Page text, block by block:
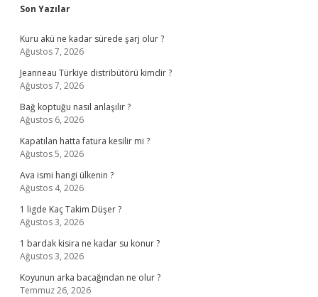
Sidebar
Son Yazılar
Kuru akü ne kadar sürede şarj olur ?
Ağustos 7, 2026
Jeanneau Türkiye distribütörü kimdir ?
Ağustos 7, 2026
Bağ koptuğu nasıl anlaşılır ?
Ağustos 6, 2026
Kapatılan hatta fatura kesilir mi ?
Ağustos 5, 2026
Ava ismi hangi ülkenin ?
Ağustos 4, 2026
1 ligde Kaç Takim Düşer ?
Ağustos 3, 2026
1 bardak kisira ne kadar su konur ?
Ağustos 3, 2026
Koyunun arka bacağından ne olur ?
Temmuz 26, 2026